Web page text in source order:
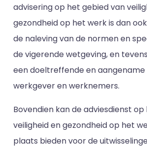
advisering op het gebied van
gezondheid op het werk is dan
de naleving van de normen en
de vigerende wetgeving, en
een doeltreffende en aangename
werkgever en werknemers.
Bovendien kan de adviesdienst
veiligheid en gezondheid op het
plaats bieden voor de